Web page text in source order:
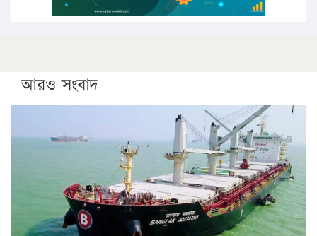
আরও সংবাদ